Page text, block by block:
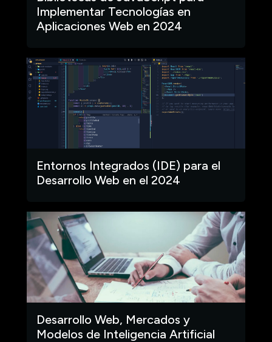
Implementar Tecnologías en
Aplicaciones Web en 2024
Entornos Integrados (IDE) para el
Desarrollo Web en el 2024
Desarrollo Web, Mercados y
Modelos de Inteligencia Artificial